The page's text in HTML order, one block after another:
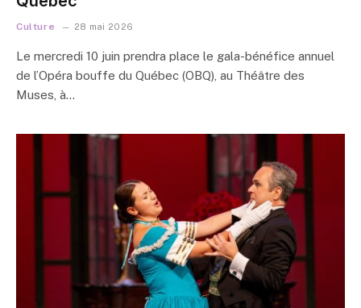
Culture 28 mai 2026
Le mercredi 10 juin prendra place le gala-bénéfice annuel
de l’Opéra bouffe du Québec (OBQ), au Théâtre des
Muses, à…